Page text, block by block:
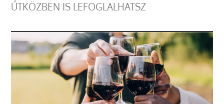
ÚTKÖZBEN IS LEFOGLALHATSZ